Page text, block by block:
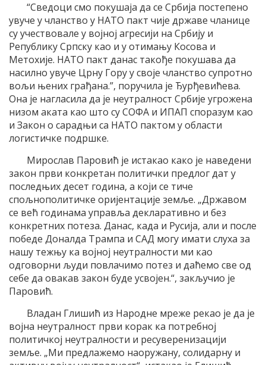
“Сведоци смо покушаја да се Србија постепено
увуче у чланство у НАТО пакт чије државе чланице
су учествовале у војној агресији на Србију и
Републику Српску као и у отимању Косова и
Метохије. НАТО пакт данас такође покушава да
насилно увуче Црну Гору у своје чланство супротно
вољи њених грађана.”, поручила је Ђурђевићева.
Она је нагласила да је неутралност Србије угрожена
низом аката као што су СОФА и ИПАП споразум као
и Закон о сарадњи са НАТО пактом у области
логистичке подршке.
Мирослав Паровић је истакао како је наведени
закон први конкретан политички предлог дат у
последњих десет година, а који се тиче
спољнополитичке оријентације земље. „Државом
се већ годинама управља декларативно и без
конкретних потеза. Данас, када и Русија, али и после
победе Доналда Трампа и САД могу имати слуха за
нашу тежњу ка војној неутралности ми као
одговорни људи повлачимо потез и даћемо све од
себе да овакав закон буде усвојен.“, закључио је
Паровић.
Владан Глишић из Народне мреже рекао је да је
војна неутралност први корак ка потребној
политичкој неутралности и ресуверенизацији
земље. „Ми предлажемо наоружану, солидарну и